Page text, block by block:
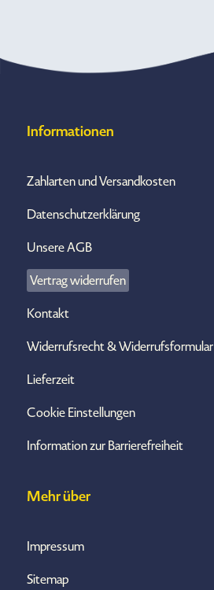
Informationen
Zahlarten und Versandkosten
Datenschutzerklärung
Unsere AGB
Vertrag widerrufen
Kontakt
Widerrufsrecht & Widerrufsformular
Lieferzeit
Cookie Einstellungen
Information zur Barrierefreiheit
Mehr über
Impressum
Sitemap